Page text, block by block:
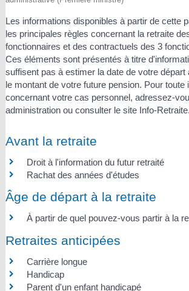
Les informations disponibles à partir de cette
les principales règles concernant la retraite
fonctionnaires et des contractuels des 3
Ces éléments sont présentés à titre
suffisent pas à estimer la date de votre départ
le montant de votre future pension. Pour toute
concernant votre cas personnel, adressez-
administration ou consulter le site Info-Retraite.
Avant la retraite
Droit à l'information du futur retraité
Rachat des années d'études
Âge de départ à la retraite
À partir de quel pouvez-vous partir à la
Retraites anticipées
Carrière longue
Handicap
Parent d'un enfant handicapé